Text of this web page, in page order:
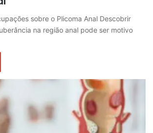
sobre o Plicoma Anal Descobrir
na região anal pode ser motivo